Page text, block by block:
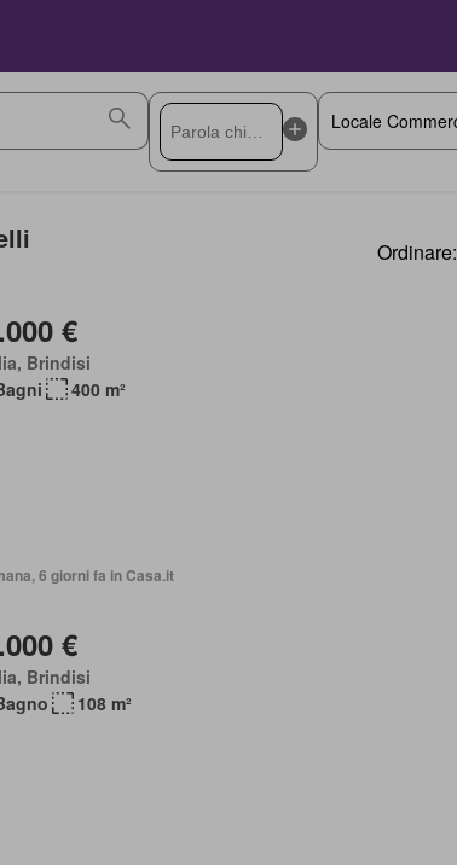
Ordinare:
€
Brindisi
400 m²
6 giorni fa in Casa.it
€
Brindisi
108 m²